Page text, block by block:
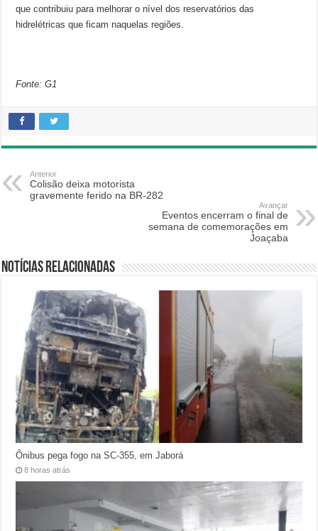
que contribuiu para melhorar o nível dos reservatórios das
hidrelétricas que ficam naquelas regiões.
Fonte: G1
Anterior
Colisão deixa motorista
gravemente ferido na BR-282
Avançar
Eventos encerram o final de
semana de comemorações em
Joaçaba
Notícias relacionadas
Ônibus pega fogo na SC-355, em Jaborá
8 horas atrás